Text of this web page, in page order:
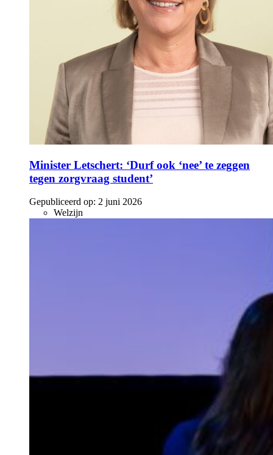
Minister Letschert: ‘Durf ook ‘nee’ te zeggen
tegen zorgvraag student’
Gepubliceerd op: 2 juni 2026
Welzijn